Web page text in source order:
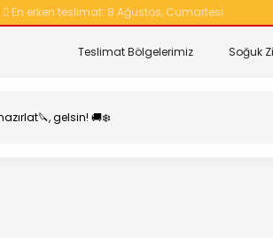
En erken teslimat: 8 Ağustos, Cumartesi
Teslimat Bölgelerimiz Soğuk